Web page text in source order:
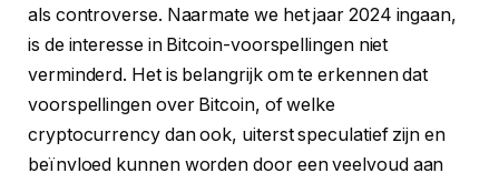
als controverse. Naarmate we het jaar 2024 ingaan,
is de interesse in Bitcoin-voorspellingen niet
verminderd. Het is belangrijk om te erkennen dat
voorspellingen over Bitcoin, of welke
cryptocurrency dan ook, uiterst speculatief zijn en
beïnvloed kunnen worden door een veelvoud aan